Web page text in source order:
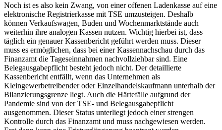
Noch ist es also kein Zwang, von einer offenen Ladenkasse auf eine
elektronische Registrierkasse mit TSE umzusteigen. Deshalb
können Verkaufswagen, Buden und Wochenmarktstände auch
weiterhin ihre analogen Kassen nutzen. Wichtig hierbei ist, dass
täglich ein genauer Kassenbericht geführt werden muss. Dieser
muss es ermöglichen, dass bei einer Kassennachschau durch das
Finanzamt die Tageseinnahmen nachvollziehbar sind. Eine
Belegausgabepflicht besteht jedoch nicht. Der detaillierte
Kassenbericht entfällt, wenn das Unternehmen als
Kleingewerbetreibender oder Einzelhandelskaufmann unterhalb der
Bilanzierungsgrenze liegt. Auch die Härtefälle aufgrund der
Pandemie sind von der TSE- und Belegausgabepflicht
ausgenommen. Dieser Status unterliegt jedoch einer strengen
Kontrolle durch das Finanzamt und muss nachgewiesen werden.